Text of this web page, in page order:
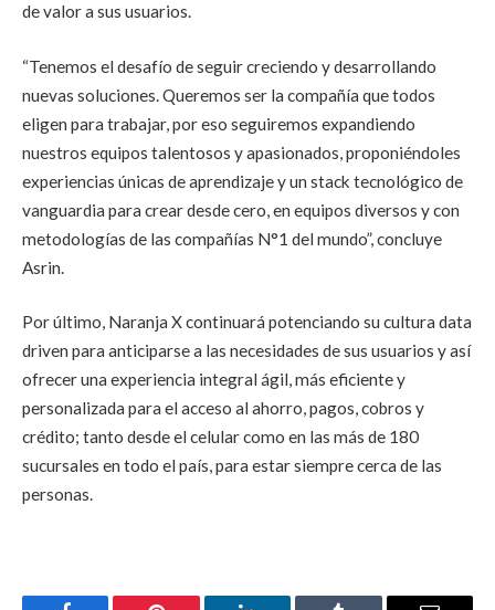
de valor a sus usuarios.
“Tenemos el desafío de seguir creciendo y desarrollando
nuevas soluciones. Queremos ser la compañía que todos
eligen para trabajar, por eso seguiremos expandiendo
nuestros equipos talentosos y apasionados, proponiéndoles
experiencias únicas de aprendizaje y un stack tecnológico de
vanguardia para crear desde cero, en equipos diversos y con
metodologías de las compañías N°1 del mundo”, concluye
Asrin.
Por último, Naranja X continuará potenciando su cultura data
driven para anticiparse a las necesidades de sus usuarios y así
ofrecer una experiencia integral ágil, más eficiente y
personalizada para el acceso al ahorro, pagos, cobros y
crédito; tanto desde el celular como en las más de 180
sucursales en todo el país, para estar siempre cerca de las
personas.